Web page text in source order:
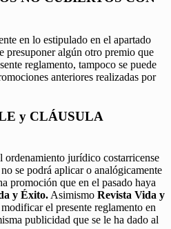
en lo estipulado en el apartado
presuponer algún otro premio que
reglamento, tampoco se puede
anteriores realizadas por
y CLÁUSULA
ordenamiento jurídico costarricense
se podrá aplicar o analógicamente
promoción que en el pasado haya
y Éxito.Asimismo Revista Vida y
el presente reglamento en
publicidad que se le ha dado al